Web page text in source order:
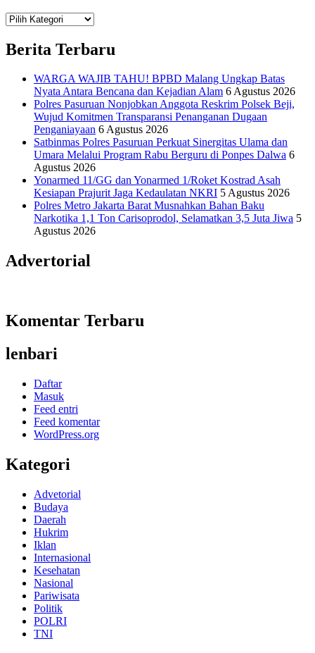
Teknologi
Berita Terbaru
WARGA WAJIB TAHU! BPBD Malang Ungkap Batas
Nyata Antara Bencana dan Kejadian Alam 6 Agustus 2026
Polres Pasuruan Nonjobkan Anggota Reskrim Polsek Beji,
Wujud Komitmen Transparansi Penanganan Dugaan
Penganiayaan 6 Agustus 2026
Satbinmas Polres Pasuruan Perkuat Sinergitas Ulama dan
Umara Melalui Program Rabu Berguru di Ponpes Dalwa 6
Agustus 2026
Yonarmed 11/GG dan Yonarmed 1/Roket Kostrad Asah
Kesiapan Prajurit Jaga Kedaulatan NKRI 5 Agustus 2026
Polres Metro Jakarta Barat Musnahkan Bahan Baku
Narkotika 1,1 Ton Carisoprodol, Selamatkan 3,5 Juta Jiwa 5
Agustus 2026
Advertorial
Komentar Terbaru
lenbari
Daftar
Masuk
Feed entri
Feed komentar
WordPress.org
Kategori
Advetorial
Budaya
Daerah
Hukrim
Iklan
Internasional
Kesehatan
Nasional
Pariwisata
Politik
POLRI
TNI